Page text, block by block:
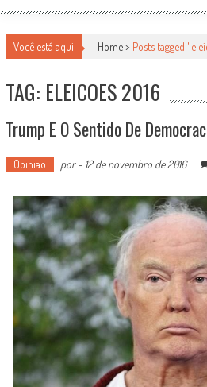
Você está aqui Home > Posts tagged
TAG: ELEICOES 2016
Trump E O Sentido De
Opinião por- 12 de novembro de 2016